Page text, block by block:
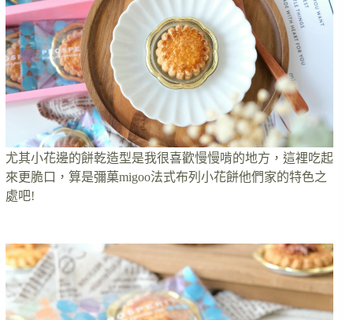
尤其小花邊的餅乾造型是我很喜歡慢慢啃的地方，這裡吃起
來更脆口，算是彌菓migoo法式布列小花餅他們家的特色之
處吧!